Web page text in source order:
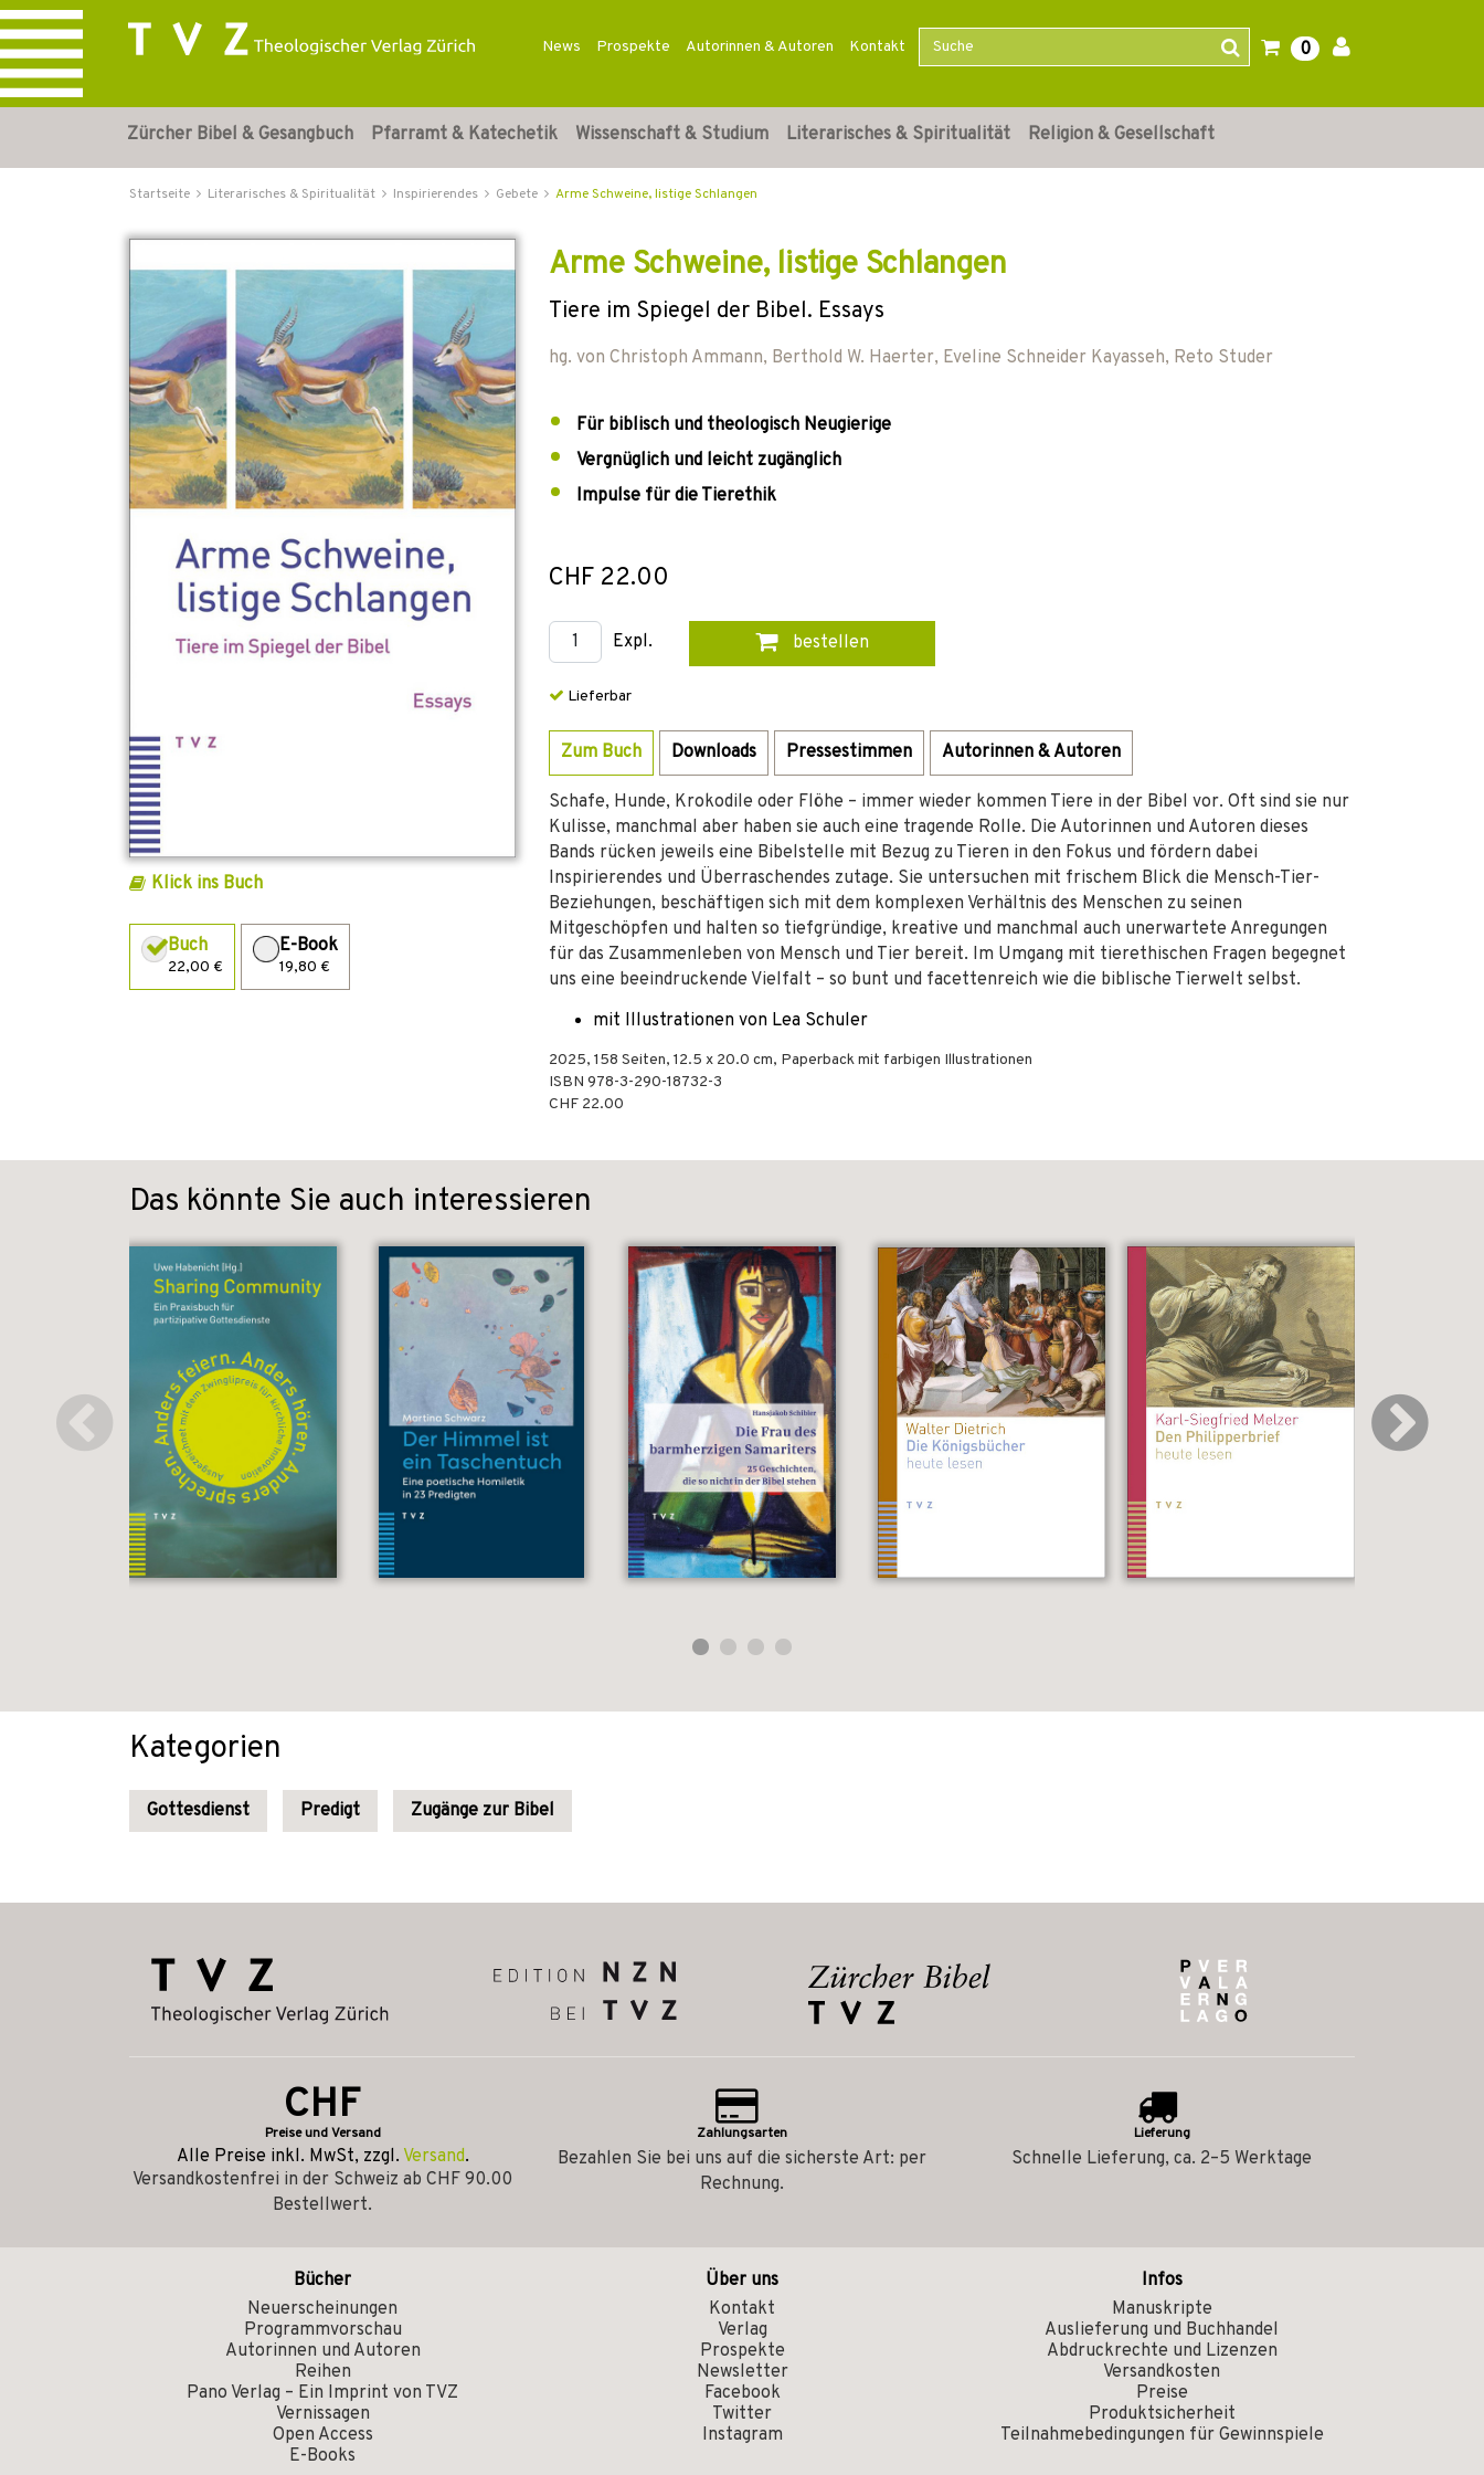
News Prospekte Autorinnen & Autoren Kontakt 0
Zürcher Bibel & Gesangbuch Pfarramt & Katechetik Wissenschaft & Studium Literarisches & Spiritualität Religion & Gesellschaft
Startseite Literarisches & Spiritualität Inspirierendes Gebete Arme Schweine, listige Schlangen
Klick ins Buch
Buch
22,00 €
E-Book
19,80 €
Arme Schweine, listige Schlangen
Tiere im Spiegel der Bibel. Essays
hg. von Christoph Ammann, Berthold W. Haerter, Eveline Schneider Kayasseh, Reto Studer
Für biblisch und theologisch Neugierige
Vergnüglich und leicht zugänglich
Impulse für die Tierethik
CHF 22.00
Expl. bestellen
Lieferbar
Zum Buch Downloads Pressestimmen Autorinnen & Autoren
Schafe, Hunde, Krokodile oder Flöhe – immer wieder kommen Tiere in der Bibel vor. Oft sind sie nur
Kulisse, manchmal aber haben sie auch eine tragende Rolle. Die Autorinnen und Autoren dieses
Bands rücken jeweils eine Bibelstelle mit Bezug zu Tieren in den Fokus und fördern dabei
Inspirierendes und Überraschendes zutage. Sie untersuchen mit frischem Blick die Mensch-Tier-
Beziehungen, beschäftigen sich mit dem komplexen Verhältnis des Menschen zu seinen
Mitgeschöpfen und halten so tiefgründige, kreative und manchmal auch unerwartete Anregungen
für das Zusammenleben von Mensch und Tier bereit. Im Umgang mit tierethischen Fragen begegnet
uns eine beeindruckende Vielfalt – so bunt und facettenreich wie die biblische Tierwelt selbst.
mit Illustrationen von Lea Schuler
2025, 158 Seiten, 12.5 x 20.0 cm, Paperback mit farbigen Illustrationen
ISBN 978-3-290-18732-3
CHF 22.00
Das könnte Sie auch interessieren
Kategorien
Gottesdienst Predigt Zugänge zur Bibel
CHF
Preise und Versand
Alle Preise inkl. MwSt, zzgl. Versand.
Versandkostenfrei in der Schweiz ab CHF 90.00
Bestellwert.
Zahlungsarten
Bezahlen Sie bei uns auf die sicherste Art: per
Rechnung.
Lieferung
Schnelle Lieferung, ca. 2–5 Werktage
Bücher
Neuerscheinungen
Programmvorschau
Autorinnen und Autoren
Reihen
Pano Verlag – Ein Imprint von TVZ
Vernissagen
Open Access
E-Books
Über uns
Kontakt
Verlag
Prospekte
Newsletter
Facebook
Twitter
Instagram
Infos
Manuskripte
Auslieferung und Buchhandel
Abdruckrechte und Lizenzen
Versandkosten
Preise
Produktsicherheit
Teilnahmebedingungen für Gewinnspiele